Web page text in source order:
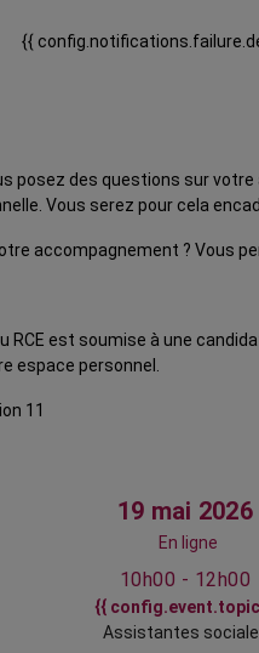
{{
posez des questions sur
Vous serez pour cela
accompagnement ? Vous
RCE est soumise à une
espace personnel.
11
19 mai 2026
En ligne
10h00 - 12h00
{{
Assistantes